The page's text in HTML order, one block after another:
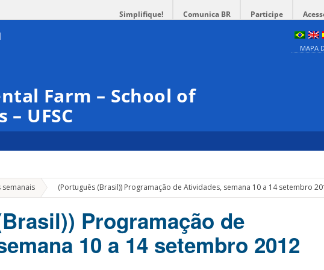
Simplifique! Comunica BR Participe
MAPA
Farm – School of
UFSC
» (Português (Brasil)) Programação de Atividades, semana 10 a 14 setembro
Programação de
10 a 14 setembro 2012